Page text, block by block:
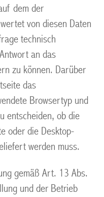
dem der
von diesen Daten
technisch
an das
zu können. Darüber
das
Browsertyp und
entscheiden, ob die
oder die Desktop-
werden muss.
gemäß Art. 13 Abs.
und der Betrieb